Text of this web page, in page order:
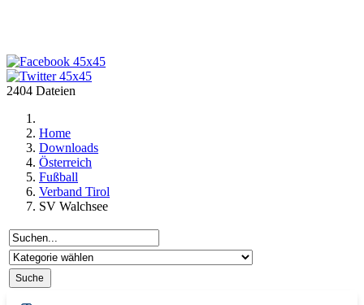
2404 Dateien
Home
Downloads
Österreich
Fußball
Verband Tirol
SV Walchsee